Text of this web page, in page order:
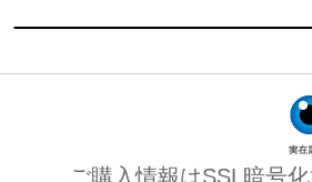
ご購入情報はSSL暗号